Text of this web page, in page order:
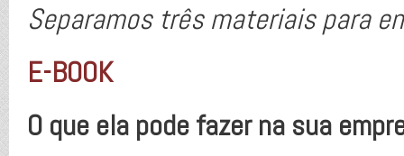
Separamos três materiais para
E-BOOK
O que ela pode fazer na sua